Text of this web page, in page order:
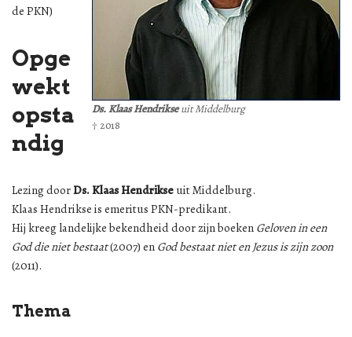
Ds. Klaas Hendrikseuit Middelburg
† 2018
de PKN)
Opge
wekt
opsta
ndig
Lezing doorDs. Klaas Hendrikse uit Middelburg.
Klaas Hendrikse is emeritus PKN-predikant.
Hij kreeg landelijke bekendheid door zijn boeken Geloven in een
God die niet bestaat(2007) en God bestaat niet en Jezus is zijn zoon
(2011).
Thema